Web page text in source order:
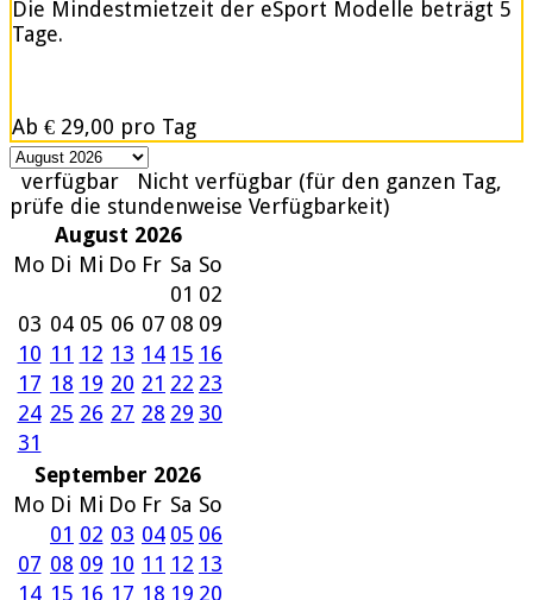
Die Mindestmietzeit der eSport Modelle beträgt 5
Tage.
Ab € 29,00 pro Tag
verfügbar
Nicht verfügbar (für den ganzen Tag,
prüfe die stundenweise Verfügbarkeit)
August 2026
Mo Di Mi Do Fr Sa So
01 02
03 04 05 06 07 08 09
10 11 12 13 14 15 16
17 18 19 20 21 22 23
24 25 26 27 28 29 30
31
September 2026
Mo Di Mi Do Fr Sa So
01 02 03 04 05 06
07 08 09 10 11 12 13
14 15 16 17 18 19 20